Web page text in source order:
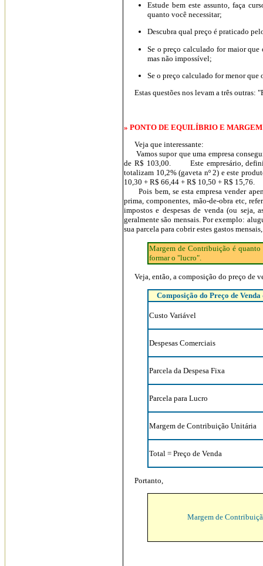
Estude bem este assunto, faça
quanto você necessitar;
Descubra qual preço é praticado
Se o preço calculado for maior que
mas não impossível;
Se o preço calculado for menor que
Estas questões nos levam a três outras:
» PONTO DE EQUILÍBRIO E
Veja que interessante:
Vamos supor que uma empresa
de R$ 103,00. Este empresário, definiu
totalizam 10,2% (gaveta nº 2) e este
10,30 + R$ 66,44 + R$ 10,50 + R$ 15,76.
Pois bem, se esta empresa vender
prima, componentes, mão-de-obra etc,
impostos e despesas de venda (ou seja,
geralmente são mensais. Por exemplo:
sua parcela para cobrir estes gastos
Margem de Contribuição é
formar o "lucro".
Veja, então, a composição do preço de
Composição do Preço de
Custo Variável
Despesas Comerciais
Parcela da Despesa Fixa
Parcela para Lucro
Margem de Contribuição Unitária
Total = Preço de Venda
Portanto,
Margem de